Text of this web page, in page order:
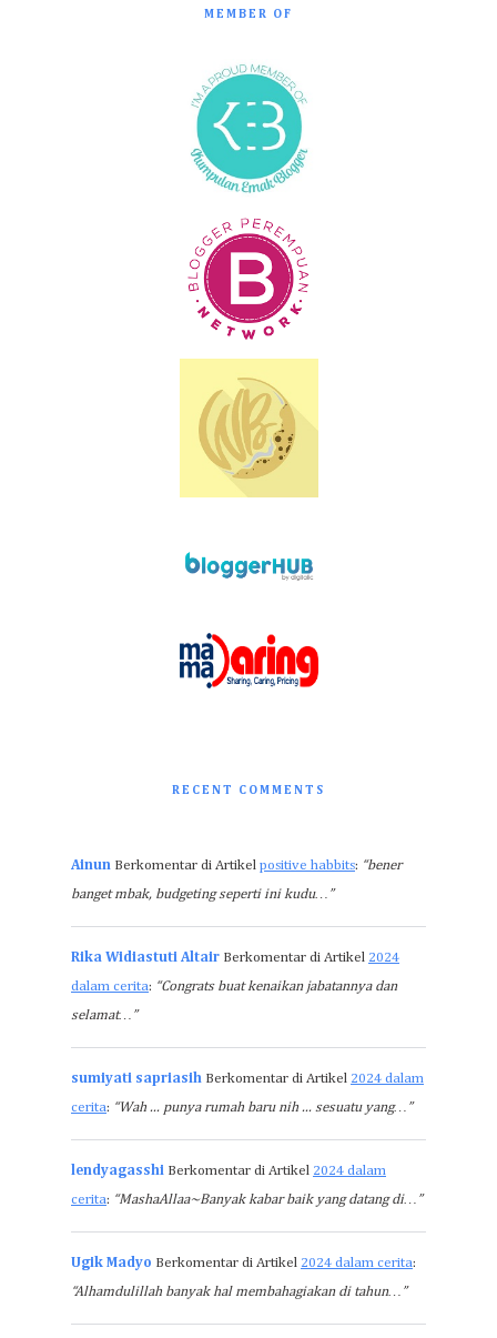
MEMBER OF
RECENT COMMENTS
Ainun Berkomentar di Artikel positive habbits: “bener
banget mbak, budgeting seperti ini kudu…”
Rika Widiastuti Altair Berkomentar di Artikel 2024
dalam cerita: “Congrats buat kenaikan jabatannya dan
selamat…”
sumiyati sapriasih Berkomentar di Artikel 2024 dalam
cerita: “Wah ... punya rumah baru nih ... sesuatu yang…”
lendyagasshi Berkomentar di Artikel 2024 dalam
cerita: “MashaAllaa~Banyak kabar baik yang datang di…”
Ugik Madyo Berkomentar di Artikel 2024 dalam cerita:
“Alhamdulillah banyak hal membahagiakan di tahun…”